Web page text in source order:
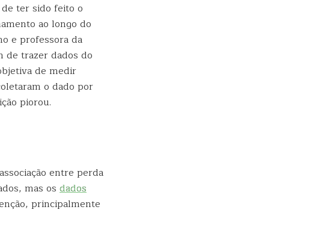
ter sido feito o
ao longo do
e professora da
de trazer dados do
de medir
o dado por
piorou.
entre perda
mas os dados
principalmente